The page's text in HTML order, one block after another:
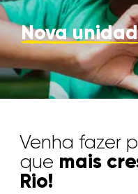
Nova
Venha fazer
que mais
Rio!